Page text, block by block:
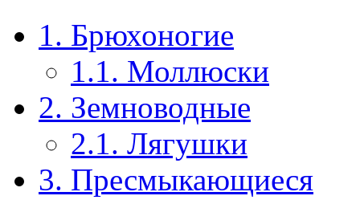
1. Брюхоногие
1.1. Моллюски
2. Земноводные
2.1. Лягушки
3. Пресмыкающиеся